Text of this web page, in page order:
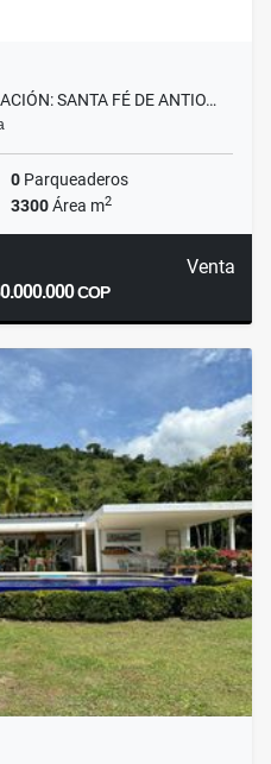
SANTA FÉ DE ANTIO…
0 Parqueaderos
3300Área m2
Venta
COP